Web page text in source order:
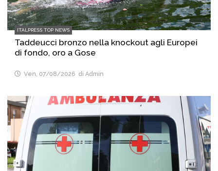
ITALPRESS TOP NEWS
Taddeucci bronzo nella knockout agli Europei
di fondo, oro a Gose
Ven, 07/08/2026 di Admin